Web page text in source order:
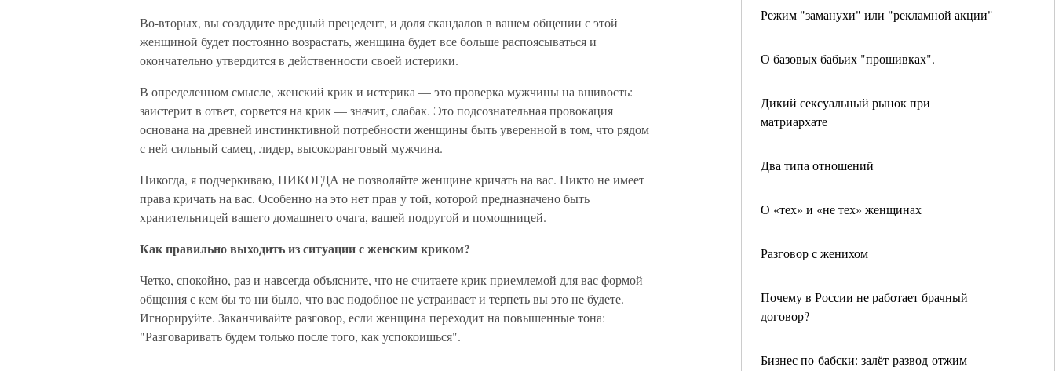
Режим "заманухи" или "рекламной акции"
О базовых бабьих "прошивках".
Дикий сексуальный рынок при
матриархате
Два типа отношений
О «тех» и «не тех» женщинах
Разговор с женихом
Почему в России не работает брачный
договор?
Бизнес по-бабски: залёт-развод-отжим
Во-вторых, вы создадите вредный прецедент, и доля скандалов в вашем общении с этой
женщиной будет постоянно возрастать, женщина будет все больше распоясываться и
окончательно утвердится в действенности своей истерики.
В определенном смысле, женский крик и истерика — это проверка мужчины на вшивость:
заистерит в ответ, сорвется на крик — значит, слабак. Это подсознательная провокация
основана на древней инстинктивной потребности женщины быть уверенной в том, что рядом
с ней сильный самец, лидер, высокоранговый мужчина.
Никогда, я подчеркиваю, НИКОГДА не позволяйте женщине кричать на вас. Никто не имеет
права кричать на вас. Особенно на это нет прав у той, которой предназначено быть
хранительницей вашего домашнего очага, вашей подругой и помощницей.
Как правильно выходить из ситуации с женским криком?
Четко, спокойно, раз и навсегда объясните, что не считаете крик приемлемой для вас формой
общения с кем бы то ни было, что вас подобное не устраивает и терпеть вы это не будете.
Игнорируйте. Заканчивайте разговор, если женщина переходит на повышенные тона:
"Разговаривать будем только после того, как успокоишься".